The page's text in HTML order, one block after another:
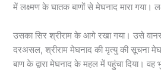
में लक्ष्मण के घातक बाणों से मेघनाद मारा
उसका सिर श्रीराम के आगे रखा गया। उसे
दरअसल, श्रीराम मेघनाद की मृत्यु की सूचना
बाण के द्वारा मेघनाद के महल में पहुंचा दिया।